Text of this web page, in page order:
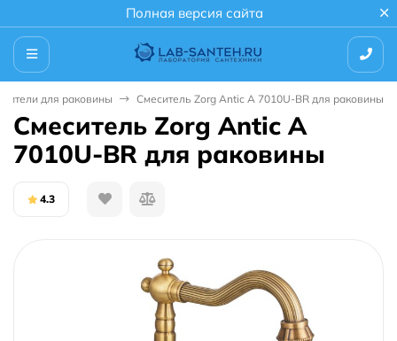
Полная версия сайта
для раковины Смеситель Zorg Antic A 7010U-BR для раковины
Смеситель Zorg Antic A
7010U-BR для раковины
4.3